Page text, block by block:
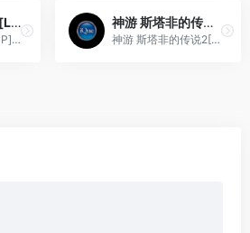
小小魔法师(简)[LSP](JP)[SLG](4Mb)
小小魔法师(简)[LSP](JP)[SLG](4Mb)
神游 斯塔非的传说2[未发售](简)(128Mb)
神游 斯塔非的传说2[未发售](简)(128Mb)